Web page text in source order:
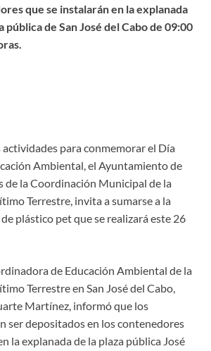
que se instalarán en la explanada
pública de San José del Cabo de 09:00
para conmemorar el Día
Ambiental, el Ayuntamiento de
de la Coordinación Municipal de la
Terrestre, invita a sumarse a la
plástico pet que se realizará este 26
de Educación Ambiental de la
Terrestre en San José del Cabo,
Martínez, informó que los
ser depositados en los contenedores
la explanada de la plaza pública José